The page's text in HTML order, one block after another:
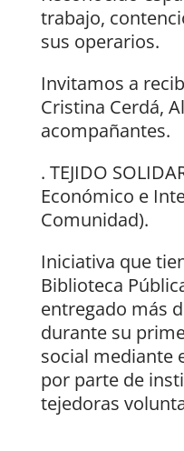
trabajo,
sus operarios.
Invitamos a
Cristina Cerdá,
acompañantes.
. TEJIDO
Económico e
Comunidad).
Iniciativa que
Biblioteca
entregado más
durante su
social mediante
por parte de
tejedoras